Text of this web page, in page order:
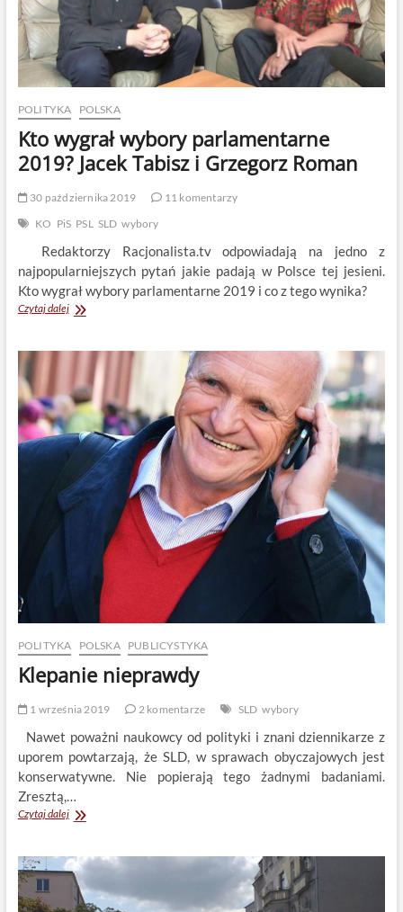
POLITYKA POLSKA
Kto wygrał wybory parlamentarne
2019? Jacek Tabisz i Grzegorz Roman
30 października 2019
11 komentarzy
KO PiS PSL SLD wybory
Redaktorzy Racjonalista.tv odpowiadają na jedno z
najpopularniejszych pytań jakie padają w Polsce tej jesieni.
Kto wygrał wybory parlamentarne 2019 i co z tego wynika?
Czytaj dalejKto
parlamentarne
2019?
Jacek
Tabisz
i
Grzegorz
Roman
POLITYKA POLSKA PUBLICYSTYKA
Klepanie nieprawdy
1 września 2019 2 komentarze SLD wybory
Nawet poważni naukowcy od polityki i znani dziennikarze z
uporem powtarzają, że SLD, w sprawach obyczajowych jest
konserwatywne. Nie popierają tego żadnymi badaniami.
Zresztą,…
Czytaj dalejKlepanie